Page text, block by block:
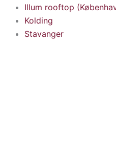
Illum rooftop
Kolding
Stavanger